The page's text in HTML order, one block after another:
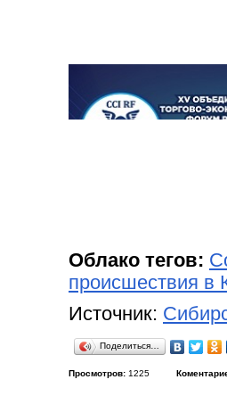
Облако тегов:
происшествия в
Источник:
Поделиться…
Просмотров: 1225